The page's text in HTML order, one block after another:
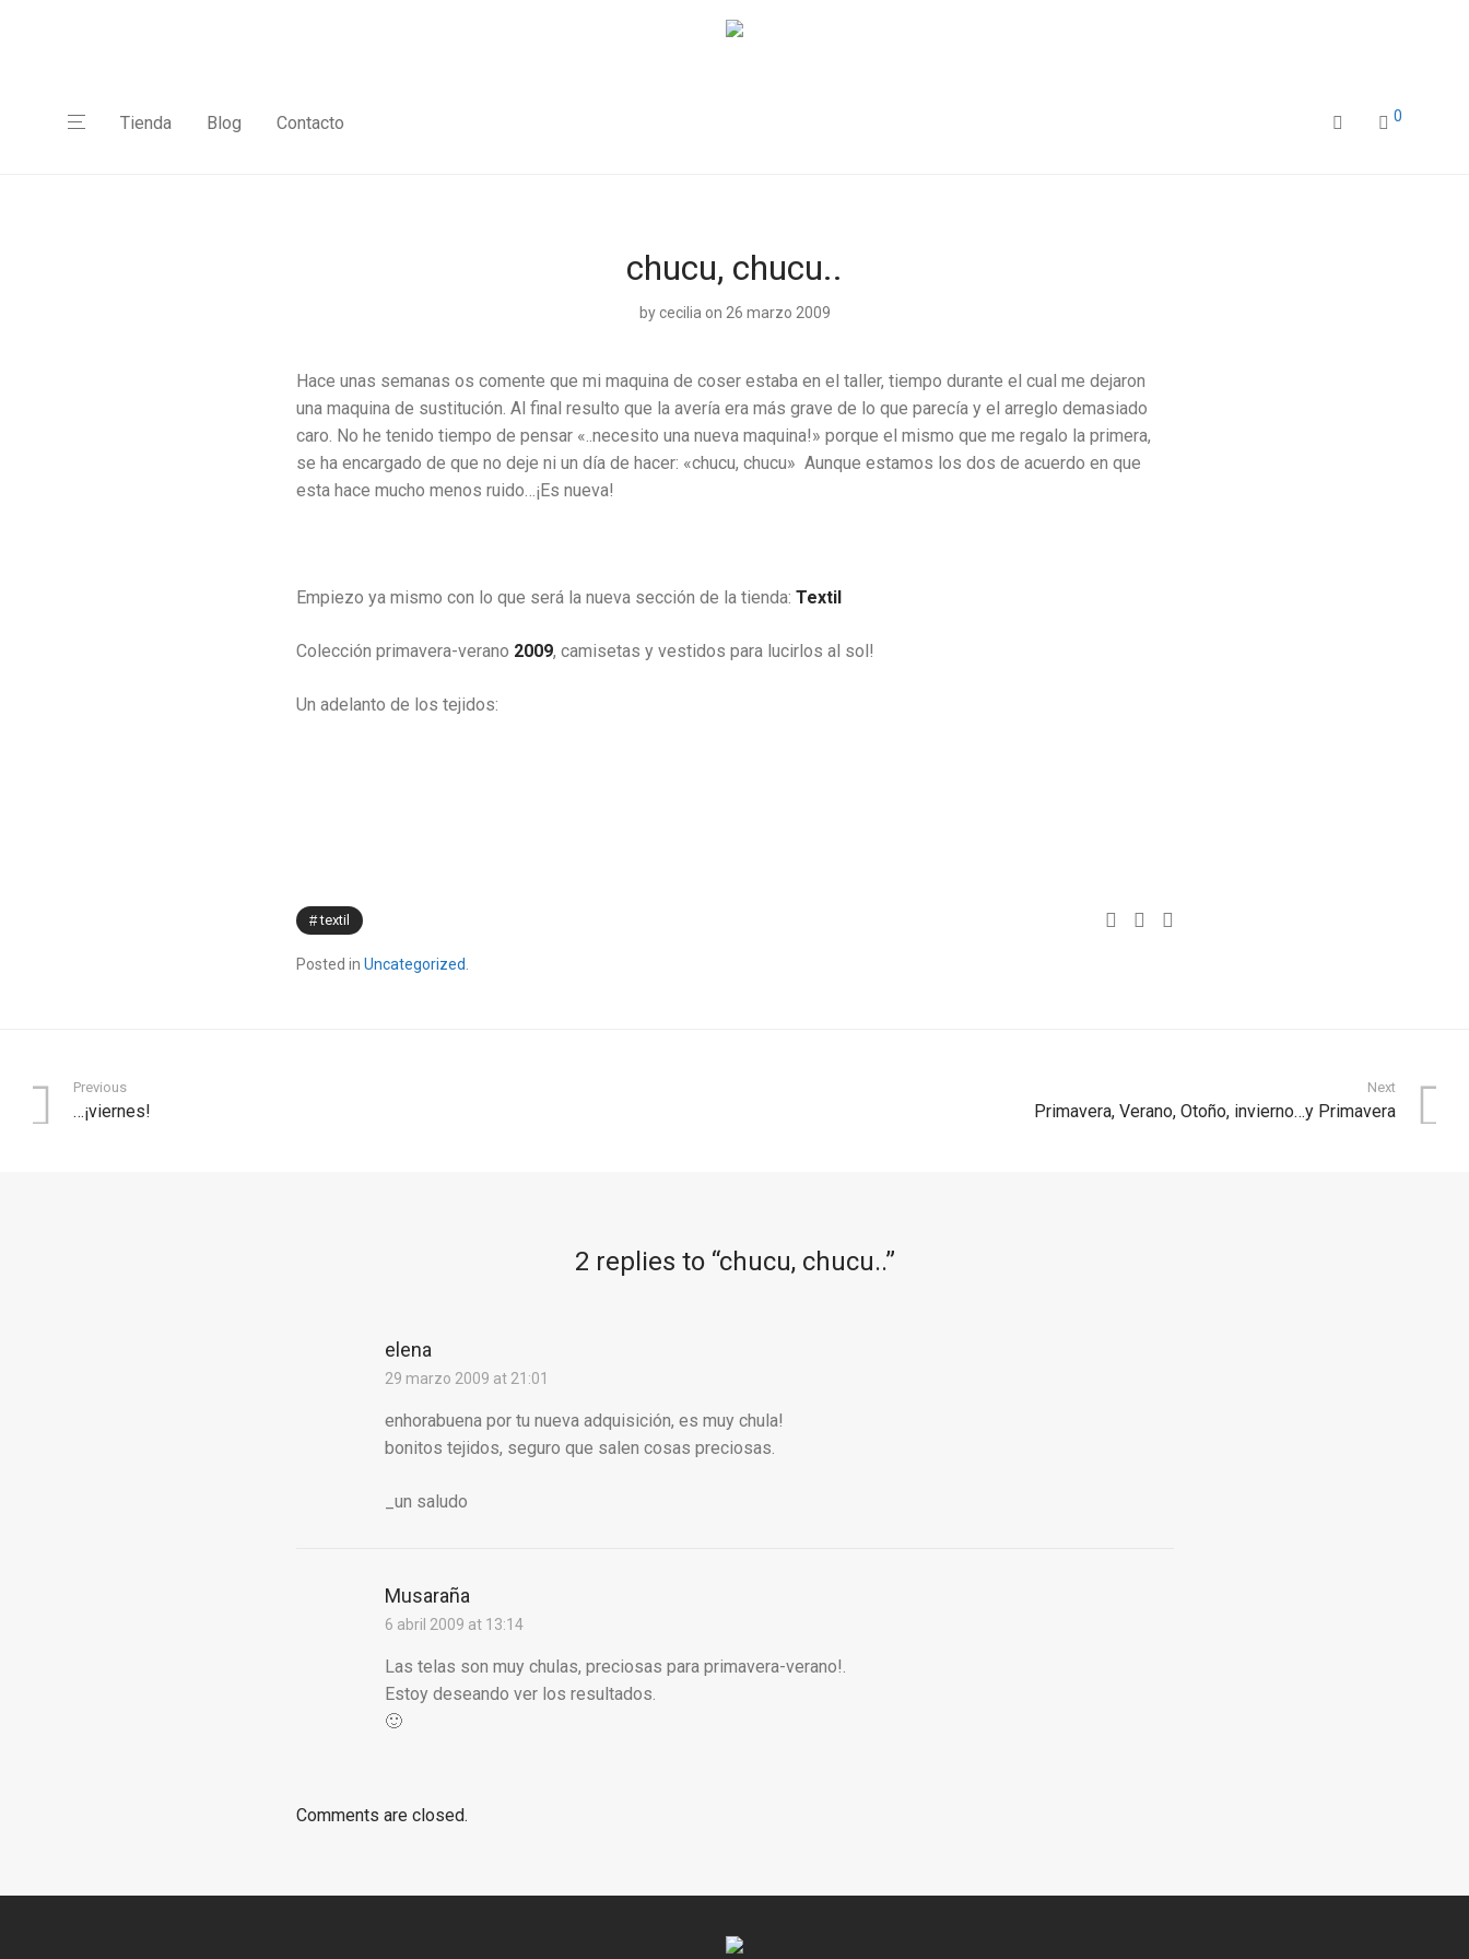
Tienda Blog Contacto 0
chucu, chucu..
bycecilia on 26 marzo 2009
Hace unas semanas os comente que mi maquina de coser estaba en el taller, tiempo durante el cual me dejaron
una maquina de sustitución. Al final resulto que la avería era más grave de lo que parecía y el arreglo demasiado
caro. No he tenido tiempo de pensar «..necesito una nueva maquina!» porque el mismo que me regalo la primera,
se ha encargado de que no deje ni un día de hacer: «chucu, chucu» Aunque estamos los dos de acuerdo en que
esta hace mucho menos ruido…¡Es nueva!
Empiezo ya mismo con lo que será la nueva sección de la tienda: Textil
Colección primavera-verano 2009, camisetas y vestidos para lucirlos al sol!
Un adelanto de los tejidos:
textil
Posted in Uncategorized
Previous
…¡viernes!
Next
Primavera, Verano, Otoño, invierno…y Primavera
2 replies to “chucu, chucu..”
elena
29 marzo 2009 at 21:01
enhorabuena por tu nueva adquisición, es muy chula!
bonitos tejidos, seguro que salen cosas preciosas.
_un saludo
Musaraña
6 abril 2009 at 13:14
Las telas son muy chulas, preciosas para primavera-verano!.
Estoy deseando ver los resultados.
🙂
Comments are closed.